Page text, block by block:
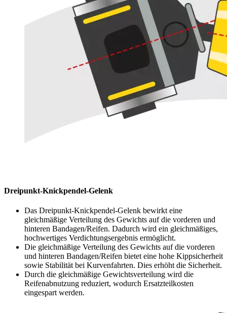
Dreipunkt-Knickpendel-Gelenk
Das Dreipunkt-Knickpendel-Gelenk bewirkt eine
gleichmäßige Verteilung des Gewichts auf die vorderen und
hinteren Bandagen/Reifen. Dadurch wird ein gleichmäßiges,
hochwertiges Verdichtungsergebnis ermöglicht.
Die gleichmäßige Verteilung des Gewichts auf die vorderen
und hinteren Bandagen/Reifen bietet eine hohe Kippsicherheit
sowie Stabilität bei Kurvenfahrten. Dies erhöht die Sicherheit.
Durch die gleichmäßige Gewichtsverteilung wird die
Reifenabnutzung reduziert, wodurch Ersatzteilkosten
eingespart werden.